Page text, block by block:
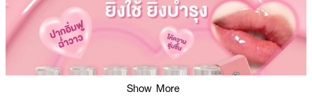
Show More